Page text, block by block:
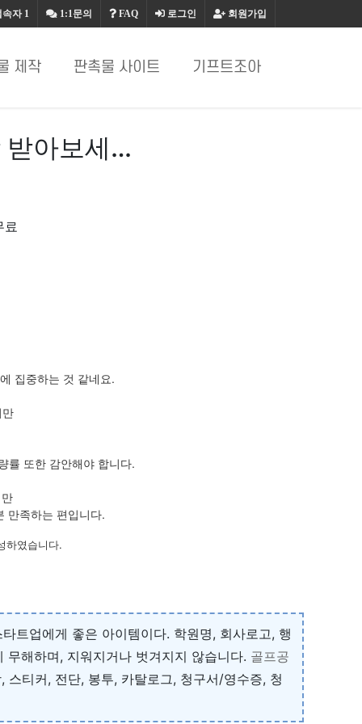
회원가입
로그인
FAQ
1:1문의
속자1
제작 판촉물 사이트 기프트조아
받아보세…
료
집중하는 것 같네요.
률 또한 감안해야 합니다.
만족하는 편입니다.
하였습니다.
트업에게 좋은 아이템이다. 학원명, 회사로고, 행
해하며, 지워지거나 벗겨지지 않습니다. 골프공
티커, 전단, 봉투, 카탈로그, 청구서/영수증, 청